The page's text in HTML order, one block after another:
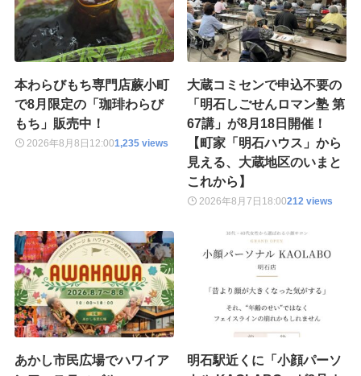
本わらびもち専門店蕨小町
で8月限定の「珈琲わらび
もち」販売中！
2026年8月8日 12:001,235 views
大蔵コミセンで申込不要の
「明石しごせんロマン塾 第
67講」が8月18日開催！
【町家「明石ハウス」から
見える、大蔵地区のいまと
これから】
2026年8月7日 18:00212 views
あかし市民広場でハワイア
明石駅近くに「小顔パーソ